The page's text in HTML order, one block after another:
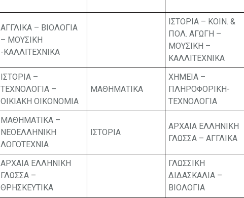
ΑΓΓΛΙΚΑ – ΒΙΟΛΟΓΙΑ
– ΜΟΥΣΙΚΗ
-ΚΑΛΛΙΤΕΧΝΙΚΑ
ΙΣΤΟΡΙΑ – ΚΟΙΝ. &
ΠΟΛ. ΑΓΩΓΗ –
ΜΟΥΣΙΚΗ –
ΚΑΛΛΙΤΕΧΝΙΚΑ
ΙΣΤΟΡΙΑ –
ΤΕΧΝΟΛΟΓΙΑ –
ΟΙΚΙΑΚΗ ΟΙΚΟΝΟΜΙΑ
ΜΑΘΗΜΑΤΙΚΑ
ΧΗΜΕΙΑ –
ΠΛΗΡΟΦΟΡΙΚΗ-
ΤΕΧΝΟΛΟΓΙΑ
ΜΑΘΗΜΑΤΙΚΑ –
ΝΕΟΕΛΛΗΝΙΚΗ
ΛΟΓΟΤΕΧΝΙΑ
ΙΣΤΟΡΙΑ
ΑΡΧΑΙΑ ΕΛΛΗΝΙΚΗ
ΓΛΩΣΣΑ – ΑΓΓΛΙΚΑ
ΑΡΧΑΙΑ ΕΛΛΗΝΙΚΗ
ΓΛΩΣΣΑ –
ΘΡΗΣΚΕΥΤΙΚΑ
ΓΛΩΣΣΙΚΗ
ΔΙΔΑΣΚΑΛΙΑ –
ΒΙΟΛΟΓΙΑ